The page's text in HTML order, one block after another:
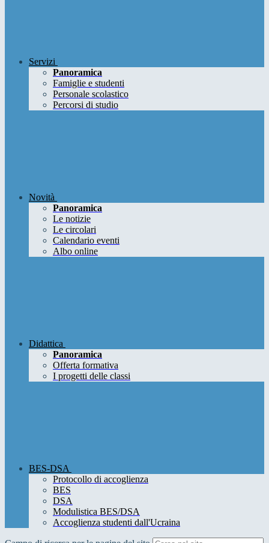
Servizi
Panoramica
Famiglie e studenti
Personale scolastico
Percorsi di studio
Novità
Panoramica
Le notizie
Le circolari
Calendario eventi
Albo online
Didattica
Panoramica
Offerta formativa
I progetti delle classi
BES-DSA
Protocollo di accoglienza
BES
DSA
Modulistica BES/DSA
Accoglienza studenti dall'Ucraina